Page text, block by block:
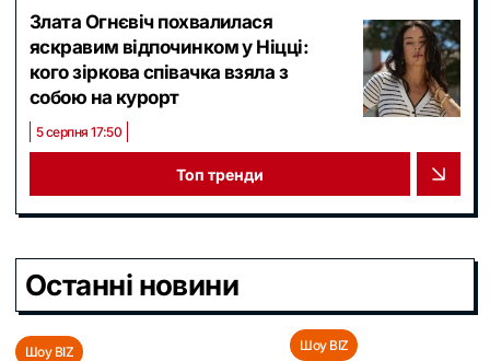
Злата Огнєвіч похвалилася
яскравим відпочинком у Ніцці:
кого зіркова співачка взяла з
собою на курорт
5 серпня 17:50
Топ тренди
Останні новини
Шоу BIZ Шоу BIZ